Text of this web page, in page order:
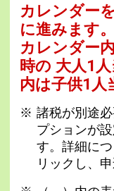
カレンダー
に進みます。
カレンダー
時の 大人1人
内は子供1人
諸税が別途
プションが
す。詳細に
リックし、